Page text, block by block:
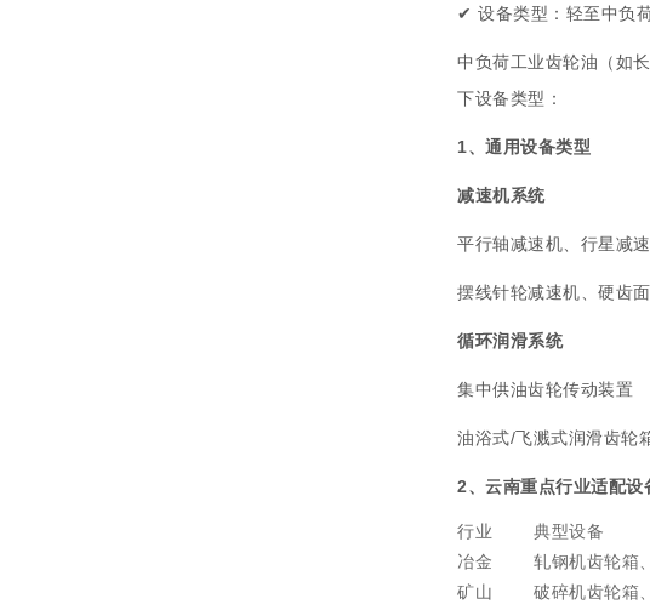
✔ 设备类型：轻至中负
中负荷工业齿轮油（如
下设备类型：
1、通用设备类型
减速机系统
平行轴减速机、行星减
摆线针轮减速机、硬齿
循环润滑系统
集中供油齿轮传动装置
油浴式/飞溅式润滑齿轮
2、云南重点行业适配设
行业 典型设备
冶金
轧钢机齿轮箱
矿山
破碎机齿轮箱